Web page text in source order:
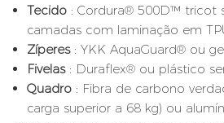
Tecido : Cordura® 500D™ tricot
camadas com laminação em
Zíperes: YKK AquaGuard® ou
Fivelas: Duraflex® ou plástico
Quadro : Fibra de carbono
carga superior a 68 kg) ou